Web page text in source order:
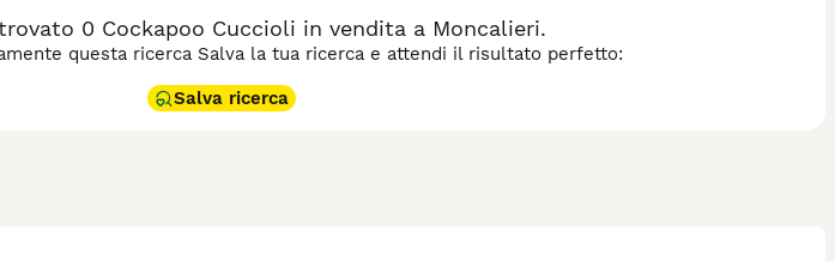
0 Cockapoo Cuccioli in vendita a Moncalieri.
questa ricerca Salva la tua ricerca e attendi il risultato perfetto:
Salva ricerca